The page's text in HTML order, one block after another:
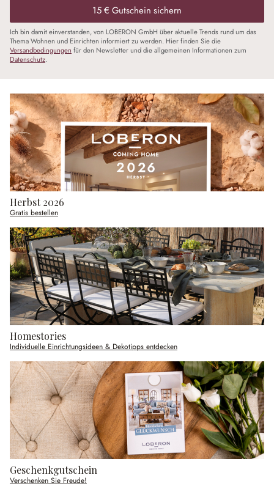
15 € Gutschein sichern
Ich bin damit einverstanden, von LOBERON GmbH über aktuelle Trends rund um das
Thema Wohnen und Einrichten informiert zu werden. Hier finden Sie die
Versandbedingungen für den Newsletter und die allgemeinen Informationen zum
Datenschutz.
Herbst 2026
Gratis bestellen
Homestories
Individuelle Einrichtungsideen & Dekotipps entdecken
Geschenkgutschein
Verschenken Sie Freude!